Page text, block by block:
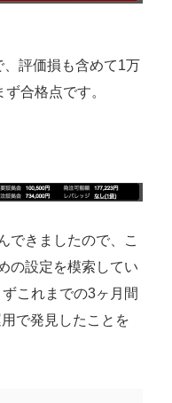
評価損も含めて1万
合格点です。
できましたので、こ
の設定を模索してい
これまでの3ヶ月間
で発見したことを